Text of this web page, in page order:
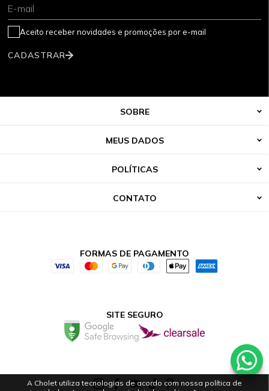
E-mail
CADASTRAR
Aceito receber novidades e promoções por e-mail
SOBRE
MEUS DADOS
POLÍTICAS
CONTATO
FORMAS DE PAGAMENTO
SITE SEGURO
A Cholet utiliza tecnologias de acordo com nossa política de